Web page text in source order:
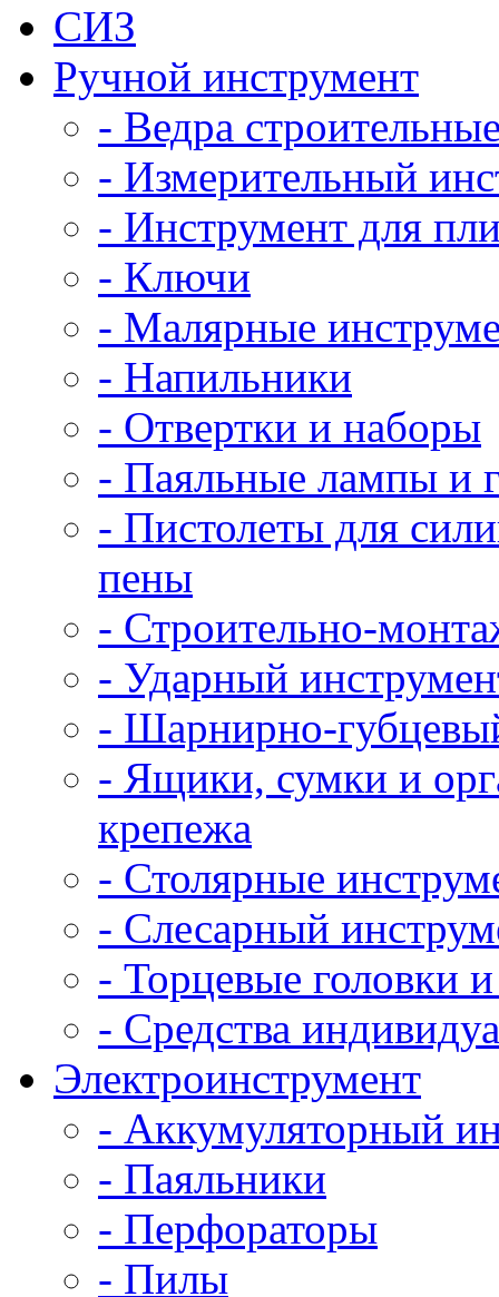
СИЗ
Ручной инструмент
- Ведра
- Измерительный
- Инструмент для
- Ключи
- Малярные
- Напильники
- Отвертки и наборы
- Паяльные лампы и
- Пистолеты для
пены
- Строительно-
- Ударный
- Шарнирно-
- Ящики, сумки и
крепежа
- Столярные
- Слесарный
- Торцевые головки
- Средства
Электроинструмент
- Аккумуляторный
- Паяльники
- Перфораторы
- Пилы